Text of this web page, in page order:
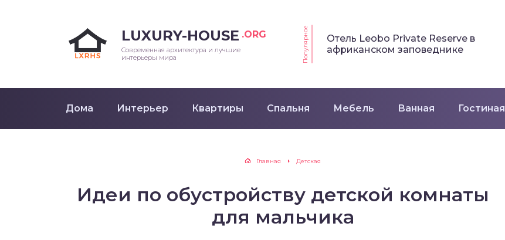
LUXURY-HOUSE .ORG
Современная архитектура и лучшие
интерьеры мира
Популярное
Отель Leobo Private Reserve в
африканском заповеднике
Дома Интерьер Квартиры Спальня Мебель Ванная Гостиная
Главная Детская
Идеи по обустройству детской комнаты
для мальчика